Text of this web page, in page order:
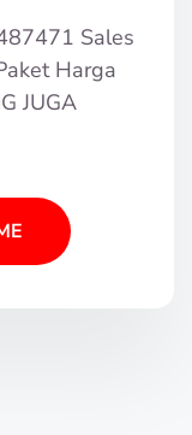
Sales
Harga
JUGA